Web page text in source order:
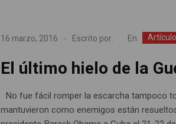
16 marzo, 2016 Escrito por: En
El último hielo de la
No fue fácil romper la escarcha tampoco
mantuvieron como enemigos están